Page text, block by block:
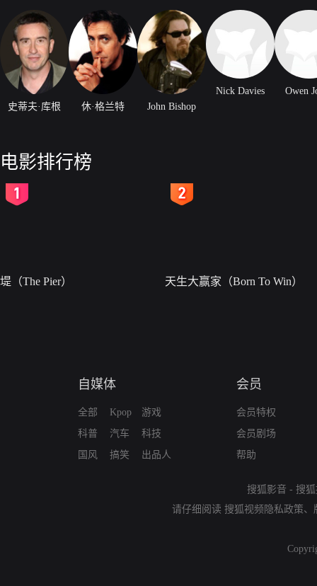
史蒂夫·库根 休·格兰特 John Bishop
Nick Davies Owen
电影排行榜
堤（The Pier） 天生大赢家（Born To Win）
自媒体
全部
科普
国风
Kpop
汽车
搞笑
游戏
科技
出品人
会员
会员特权
会员剧场
帮助
搜狐影音 - 搜
请仔细阅读 搜狐视频隐私政策、